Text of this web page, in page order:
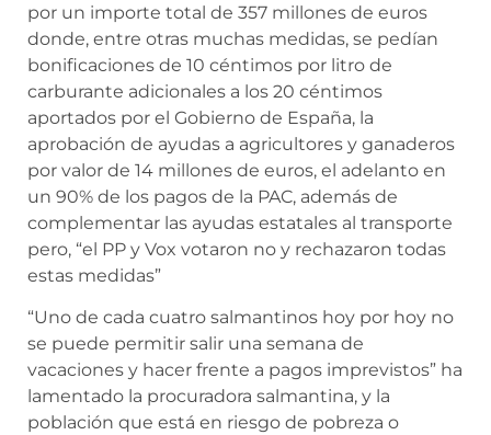
por un importe total de 357 millones de euros
donde, entre otras muchas medidas, se pedían
bonificaciones de 10 céntimos por litro de
carburante adicionales a los 20 céntimos
aportados por el Gobierno de España, la
aprobación de ayudas a agricultores y ganaderos
por valor de 14 millones de euros, el adelanto en
un 90% de los pagos de la PAC, además de
complementar las ayudas estatales al transporte
pero, “el PP y Vox votaron no y rechazaron todas
estas medidas”
“Uno de cada cuatro salmantinos hoy por hoy no
se puede permitir salir una semana de
vacaciones y hacer frente a pagos imprevistos” ha
lamentado la procuradora salmantina, y la
población que está en riesgo de pobreza o